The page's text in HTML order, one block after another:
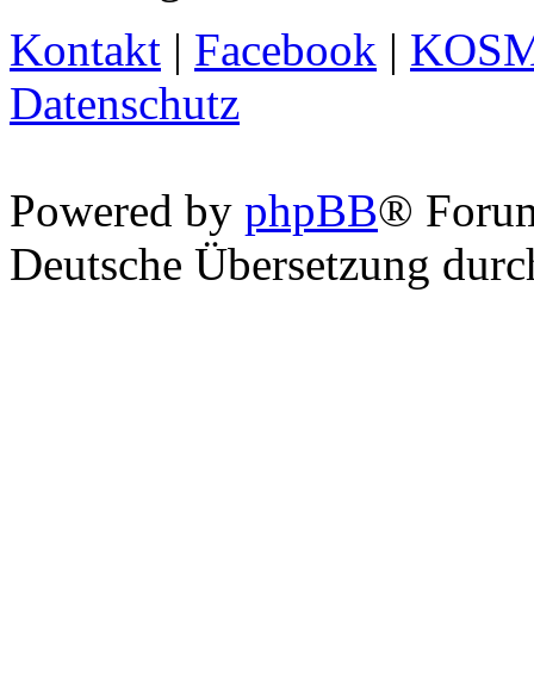
Kontakt | Facebook |
Datenschutz
Powered by phpBB®
Deutsche Übersetzung